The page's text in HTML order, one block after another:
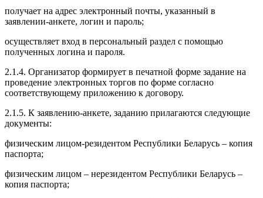
получает на адрес электронный почты, указанный в
заявлении-анкете, логин и пароль;
осуществляет вход в персональный раздел с помощью
полученных логина и пароля.
2.1.4. Организатор формирует в печатной форме задание на
проведение электронных торгов по форме согласно
соответствующему приложению к договору.
2.1.5. К заявлению-анкете, заданию прилагаются следующие
документы:
физическим лицом-резидентом Республики Беларусь – копия
паспорта;
физическим лицом – нерезидентом Республики Беларусь –
копия паспорта;